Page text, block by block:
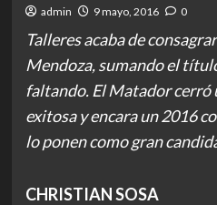
admin 9 mayo, 2016 0
Talleres acaba de
Mendoza, sumando el
faltando. El Matador cerró
exitosa y encara un 2016
lo ponen como gran
CHRISTIAN SOSA